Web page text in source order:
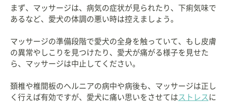
まず、マッサージは、病気の症状が見られたり、下痢気味で
あるなど、愛犬の体調の悪い時は控えましょう。
マッサージの準備段階で愛犬の全身を触っていて、もし皮膚
の異常やしこりを見つけたり、愛犬が痛がる様子を見せた
ら、マッサージは中止してください。
頚椎や椎間板のヘルニアの病中や病後も、マッサージは正し
く行えば有効ですが、愛犬に痛い思いをさせては ストレス に